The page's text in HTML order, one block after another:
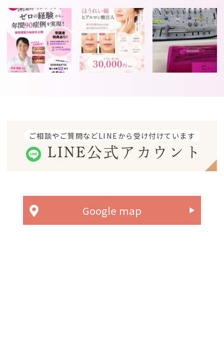
ご相談やご質問などLINEから受け付けています
LINE公式アカウント
Google map